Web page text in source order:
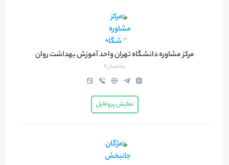
مرکز مشاوره دانشگاه تهران واحد آموزش بهداشت روان
پشتیبان2
نمایش پروفایل